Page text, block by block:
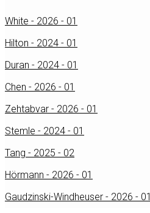
White - 2026 - 01
Hilton - 2024 - 01
Duran - 2024 - 01
Chen - 2026 - 01
Zehtabvar - 2026 - 01
Stemle - 2024 - 01
Tang - 2025 - 02
Hörmann - 2026 - 01
Gaudzinski-Windheuser - 2026 - 01